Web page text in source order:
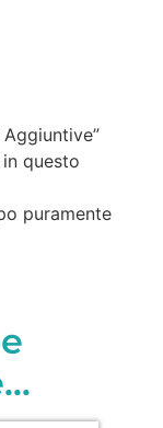
questo
puramente